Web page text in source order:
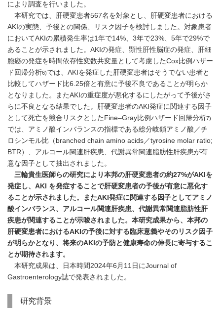
により調査を行いました。
本研究では、肝硬変患者567名を対象とし、肝硬変患者における
AKIの実態、予後との関係、リスク因子を検討しました。対象患者
においてAKIの累積発生率は1年で14%、3年で23%、5年で29%で
あることが示されました。AKIの発症、顕性肝性脳症の発症、肝細
胞癌の発症を時間依存性変数共変量として考慮したCox比例ハザー
ド回帰分析6)では、AKIを発症した肝硬変患者はそうでない患者と
比較してハザード比6.25倍と有意に予後不良であることが明らか
となりました。またAKIの重症度が悪化するにしたがって予後がさ
らに不良となる結果でした。肝硬変患者のAKI発症に関連する因子
として死亡を競合リスクとしたFine–Gray比例ハザード回帰分析7)
では、アミノ酸インバランスの指標である総分岐鎖アミノ酸／チ
ロシンモル比（branched chain amino acids／tyrosine molar ratio;
BTR）、アルコール関連肝疾患、代謝異常関連脂肪性肝疾患が有
意な因子として抽出されました。
三輪貴生医師らの研究により本邦の肝硬変患者の約27%がAKI を
発症し、 AKI を発症することで肝硬変患者の予後が有意に悪化す
ることが示されました。またAKI 発症に関連する因子としてアミノ
酸インバランス、アルコール関連肝疾患、代謝異常関連脂肪性肝
疾患が関連することが示唆されました。本研究成果から、本邦の
肝硬変患者におけるAKI の予後に対する臨床意義やそのリスク因子
が明らかとなり、将来のAKI の予防と健康寿命の伸長に寄与するこ
とが期待されます。
本研究成果は、日本時間2024年6月11日にJournal of
Gastroenterology誌で発表されました。
研究背景